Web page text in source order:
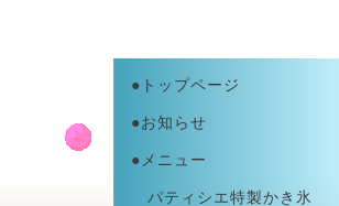
●トップページ
●お知らせ
●メニュー
パティシエ特製かき氷